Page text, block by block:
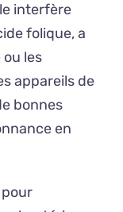
interfère
folique, a
ou les
appareils de
bonnes
en